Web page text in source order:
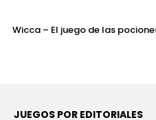
Wicca – El juego de las
JUEGOS POR EDITORIALES